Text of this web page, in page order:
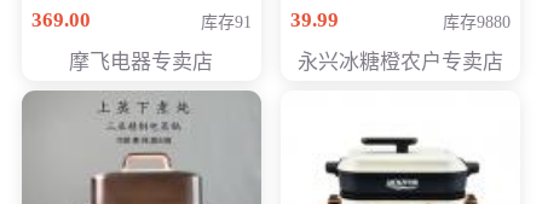
元
369.00 库存91
摩飞电器专卖店
万斤 会员包邮专享价
39.99 库存9880
永兴冰糖橙农户专卖店